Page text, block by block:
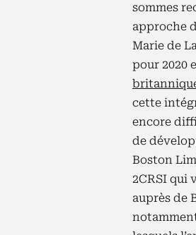
sommes
approche
Marie de
pour 2020
cette
encore
de
Boston
2CRSI qui
auprès de